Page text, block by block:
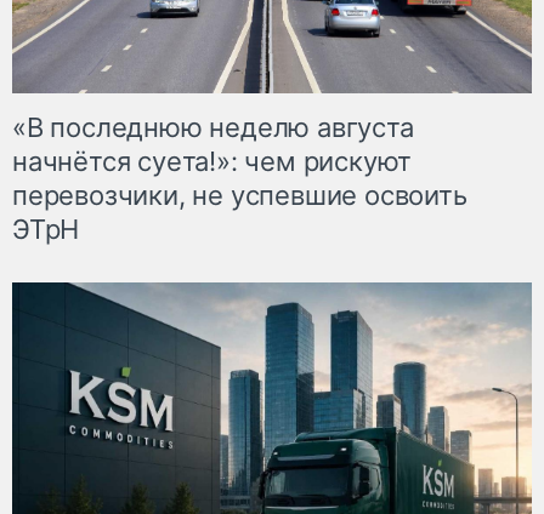
«В последнюю неделю августа
начнётся суета!»: чем рискуют
перевозчики, не успевшие освоить
ЭТрН